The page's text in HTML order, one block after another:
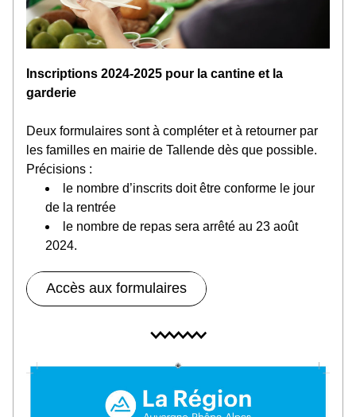
Inscriptions 2024-2025 pour la cantine et la
garderie
Deux formulaires sont à compléter et à retourner par
les familles en mairie de Tallende dès que possible.
Précisions :
le nombre d’inscrits doit être conforme le jour
de la rentrée
le nombre de repas sera arrêté au 23 août
2024.
Accès aux formulaires